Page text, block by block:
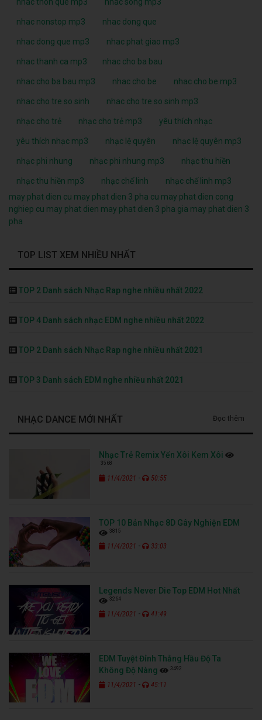
nhac nonstop mp3 nhac dong que
nhac dong que mp3 nhac phat giao mp3
nhac thanh ca mp3 nhac cho ba bau
nhac cho ba bau mp3 nhac cho be nhac cho be mp3
nhac cho tre so sinh nhac cho tre so sinh mp3
nhạc cho trẻ nhạc cho trẻ mp3 yêu thích nhạc
yêu thích nhạc mp3 nhạc lệ quyên nhạc lệ quyên mp3
nhạc phi nhung nhạc phi nhung mp3 nhạc thu hiền
nhạc thu hiền mp3 nhạc chế linh
nhạc chế linh mp3
may phat dien cu may phat dien 3 pha cu may phat dien cong
nghiep cu may phat dien may phat dien 3 pha gia may phat dien 3
pha
TOP LIST XEM NHIỀU NHẤT
TOP 2 Danh sách Nhạc Rap nghe nhiều nhất 2022
TOP 4 Danh sách nhạc EDM nghe nhiều nhất 2022
TOP 2 Danh sách Nhạc Rap nghe nhiều nhất 2021
TOP 3 Danh sách EDM nghe nhiều nhất 2021
NHẠC DANCE MỚI NHẤT Đọc thêm
Nhạc Trẻ Remix Yến Xôi Kem Xôi
3568
11/4/2021 - 50:55
TOP 10 Bản Nhạc 8D Gây Nghiện EDM
3815
11/4/2021 - 33:03
Legends Never Die Top EDM Hot Nhất
3264
11/4/2021 - 41:49
EDM Tuyệt Đỉnh Thằng Hầu Độ Ta
Không Độ Nàng
3492
11/4/2021 - 45:11